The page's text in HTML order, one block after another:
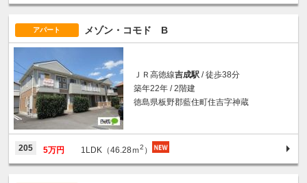
アパート メゾン・コモド B
ＪＲ高徳線吉成駅 / 徒歩38分
築年22年 / 2階建
徳島県板野郡藍住町住吉字神蔵
205 5万円 1LDK（46.28ｍ2 ）